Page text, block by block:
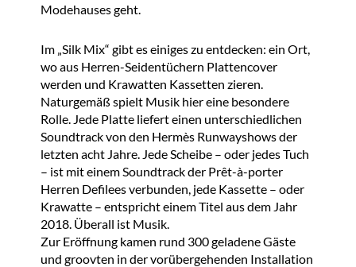
Modehauses geht.
Im „Silk Mix“ gibt es einiges zu entdecken: ein Ort,
wo aus Herren-Seidentüchern Plattencover
werden und Krawatten Kassetten zieren.
Naturgemäß spielt Musik hier eine besondere
Rolle. Jede Platte liefert einen unterschiedlichen
Soundtrack von den Hermès Runwayshows der
letzten acht Jahre. Jede Scheibe – oder jedes Tuch
– ist mit einem Soundtrack der Prêt-à-porter
Herren Defilees verbunden, jede Kassette – oder
Krawatte – entspricht einem Titel aus dem Jahr
2018. Überall ist Musik.
Zur Eröffnung kamen rund 300 geladene Gäste
und groovten in der vorübergehenden Installation